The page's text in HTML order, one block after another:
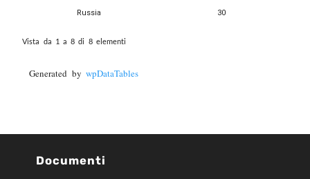
Russia 30
Vista da 1 a 8 di 8 elementi
Generated by wpDataTables
Documenti